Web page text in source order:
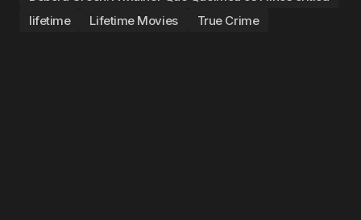
lifetime
Lifetime Movies True Crime